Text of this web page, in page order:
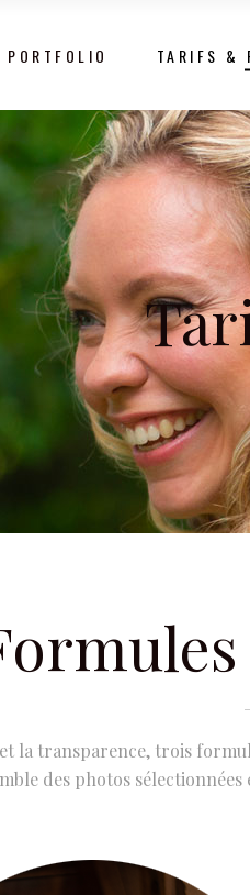
TARIFS &
la transparence, trois
des photos